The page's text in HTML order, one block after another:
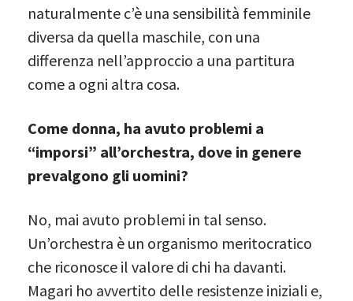
naturalmente c’è una sensibilità femminile
diversa da quella maschile, con una
differenza nell’approccio a una partitura
come a ogni altra cosa.
Come donna, ha avuto problemi a
“imporsi” all’orchestra, dove in genere
prevalgono gli uomini?
No, mai avuto problemi in tal senso.
Un’orchestra è un organismo meritocratico
che riconosce il valore di chi ha davanti.
Magari ho avvertito delle resistenze iniziali e,